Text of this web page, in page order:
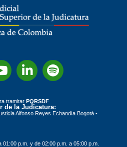
tramitar PQRSDF
de la Judicatura:
Alfonso Reyes Echandía Bogotá -
p.m. y de 02:00 p.m. a 05:00 p.m.